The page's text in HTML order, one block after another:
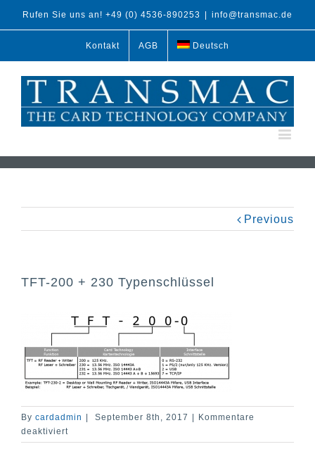
Rufen Sie uns an! +49 (0) 4536-890253 info@transmac.de
Kontakt AGB Deutsch
Previous
TFT-200 + 230 Typenschlüssel
By cardadmin | September 8th, 2017 | Kommentare
deaktiviert
TFT-